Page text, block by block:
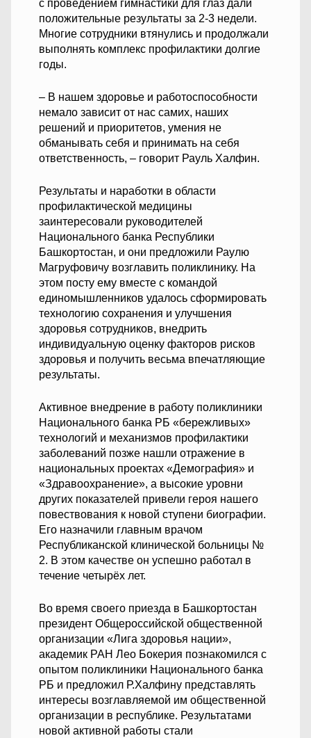
с проведением гимнастики для глаз дали
положительные результаты за 2-3 недели.
Многие сотрудники втянулись и продолжали
выполнять комплекс профилактики долгие
годы.
– В нашем здоровье и работоспособности
немало зависит от нас самих, наших
решений и приоритетов, умения не
обманывать себя и принимать на себя
ответственность, – говорит Рауль Халфин.
Результаты и наработки в области
профилактической медицины
заинтересовали руководителей
Национального банка Республики
Башкортостан, и они предложили Раулю
Магруфовичу возглавить поликлинику. На
этом посту ему вместе с командой
единомышленников удалось сформировать
технологию сохранения и улучшения
здоровья сотрудников, внедрить
индивидуальную оценку факторов рисков
здоровья и получить весьма впечатляющие
результаты.
Активное внедрение в работу поликлиники
Национального банка РБ «бережливых»
технологий и механизмов профилактики
заболеваний позже нашли отражение в
национальных проектах «Демография» и
«Здравоохранение», а высокие уровни
других показателей привели героя нашего
повествования к новой ступени биографии.
Его назначили главным врачом
Республиканской клинической больницы №
2. В этом качестве он успешно работал в
течение четырёх лет.
Во время своего приезда в Башкортостан
президент Общероссийской общественной
организации «Лига здоровья нации»,
академик РАН Лео Бокерия познакомился с
опытом поликлиники Национального банка
РБ и предложил Р.Халфину представлять
интересы возглавляемой им общественной
организации в республике. Результатами
новой активной работы стали